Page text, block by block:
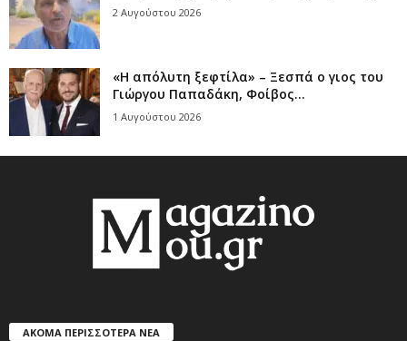
2 Αυγούστου 2026
«Η απόλυτη ξεφτίλα» – Ξεσπά ο γιος του
Γιώργου Παπαδάκη, Φοίβος...
1 Αυγούστου 2026
ΑΚΟΜΑ ΠΕΡΙΣΣΟΤΕΡΑ ΝΕΑ